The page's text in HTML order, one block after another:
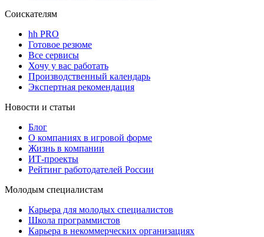
Соискателям
hh PRO
Готовое резюме
Все сервисы
Хочу у вас работать
Производственный календарь
Экспертная рекомендация
Новости и статьи
Блог
О компаниях в игровой форме
Жизнь в компании
ИТ-проекты
Рейтинг работодателей России
Молодым специалистам
Карьера для молодых специалистов
Школа программистов
Карьера в некоммерческих организациях